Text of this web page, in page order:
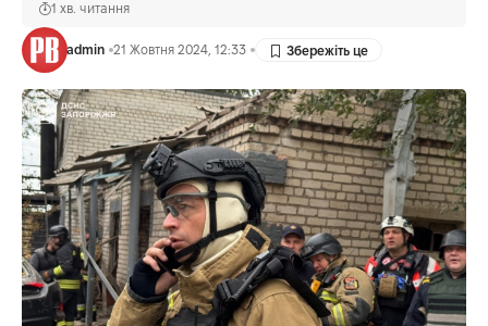
admin 21 Жовтня 2024, 12:33
1 хв. читання